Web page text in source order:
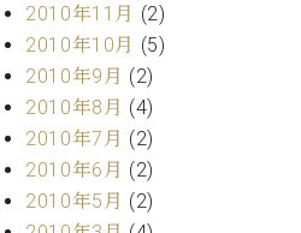
2010年11月 (2)
2010年10月 (5)
2010年9月 (2)
2010年8月 (4)
2010年7月 (2)
2010年6月 (2)
2010年5月 (2)